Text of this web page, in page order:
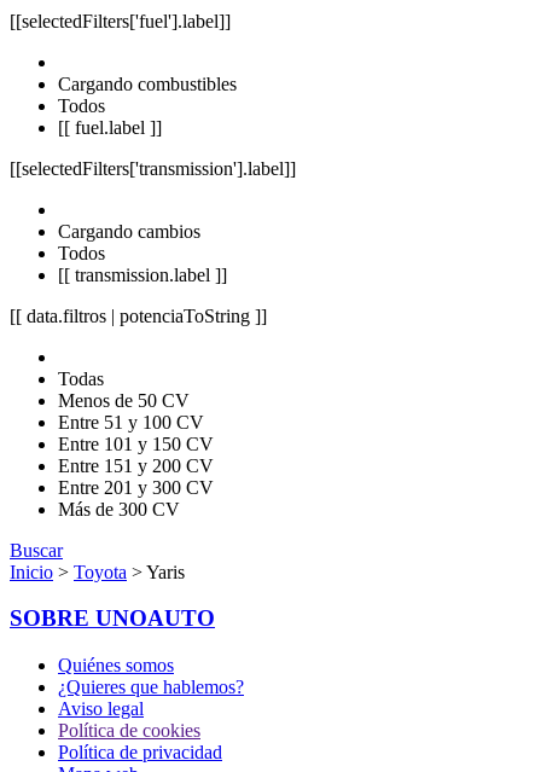
[[selectedFilters['fuel'].label]]
Cargando combustibles
Todos
[[ fuel.label ]]
[[selectedFilters['transmission'].label]]
Cargando cambios
Todos
[[ transmission.label ]]
[[ data.filtros | potenciaToString ]]
Todas
Menos de 50 CV
Entre 51 y 100 CV
Entre 101 y 150 CV
Entre 151 y 200 CV
Entre 201 y 300 CV
Más de 300 CV
Buscar
Inicio > Toyota > Yaris
SOBRE UNOAUTO
Quiénes somos
¿Quieres que hablemos?
Aviso legal
Política de cookies
Política de privacidad